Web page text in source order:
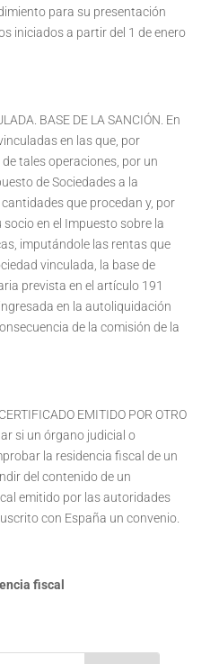
para su presentación
iniciados a partir del 1 de enero
BASE DE LA SANCIÓN. En
en las que, por
tales operaciones, por un
de Sociedades a la
que procedan y, por
en el Impuesto sobre la
imputándole las rentas que
vinculada, la base de
prevista en el artículo 191
en la autoliquidación
de la comisión de la
EMITIDO POR OTRO
si un órgano judicial o
la residencia fiscal de un
del contenido de un
emitido por las autoridades
con España un convenio.
fiscal